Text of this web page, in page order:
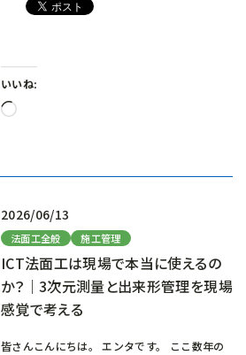
いいね:
読
2026/06/13
法面工全般 施工管理
ICT法面工は現場で本当に使えるの
か？｜3次元測量と出来形管理を現場
感覚で考える
皆さんこんにちは。 エンタです。 ここ数年の